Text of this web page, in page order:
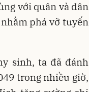
với quân và dân
phá vỡ tuyến
sinh, ta đã đánh
trong nhiều giờ,